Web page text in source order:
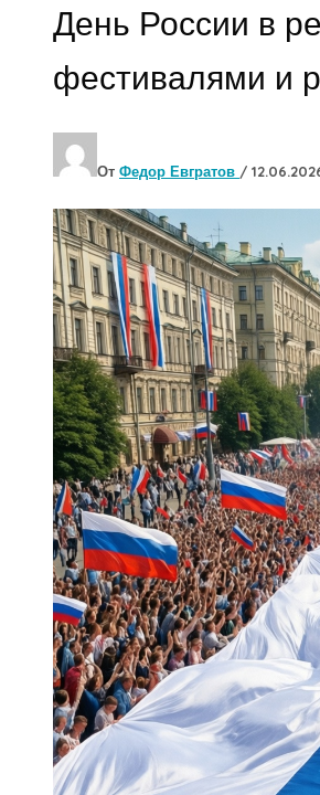
День России в
фестивалями и
От Федор Евгратов /